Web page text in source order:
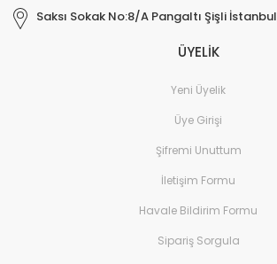
Saksı Sokak No:8/A Pangaltı Şişli İstanbul
ÜYELİK
Yeni Üyelik
Üye Girişi
Şifremi Unuttum
İletişim Formu
Havale Bildirim Formu
Sipariş Sorgula